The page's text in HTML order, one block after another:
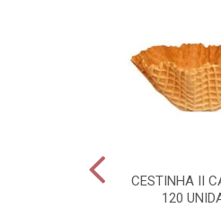
CESTINHA II
120